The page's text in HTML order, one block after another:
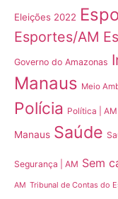
Eleições 2022
Esportes/AM
Governo do Amazonas
Manaus Meio
Polícia Política | AM
Manaus Saúde
Segurança | AM Sem
AM Tribunal de Contas do